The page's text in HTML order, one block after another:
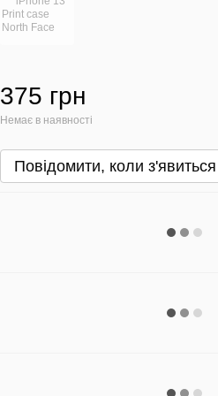
375 грн
Немає в наявності
Повідомити, коли з'явиться